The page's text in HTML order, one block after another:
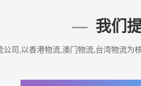
我们
司,以香港物流,澳门物流,台湾物流